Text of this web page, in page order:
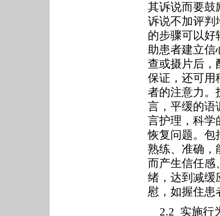
其诉说而要鼓
诉说不加评判
的步骤可以好
助患者建立
查或摄片后，
保证，还可用
者的注意力。
言，平缓的语
言护理，科学
恢复问题。包
熟练、准确，
而产生信任感
绪，达到减缓
慰，如握住患
2.2 实施行